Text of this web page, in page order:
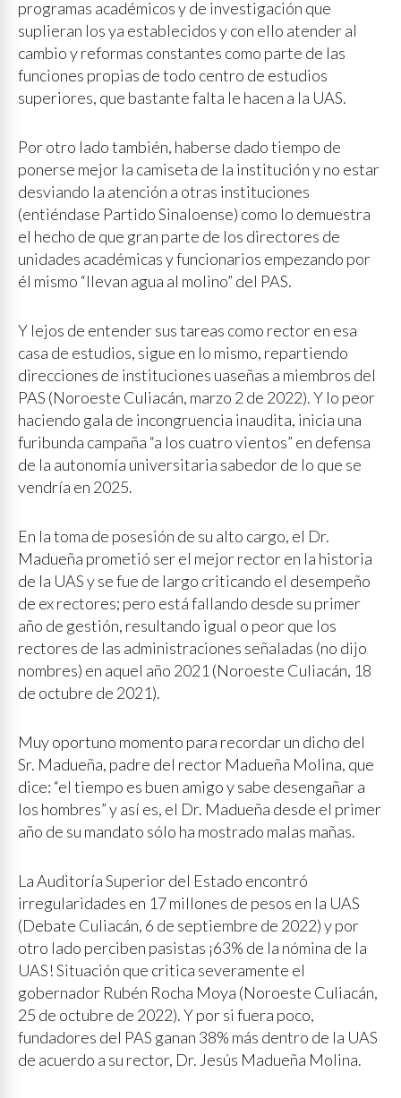
programas académicos y de investigación que
suplieran los ya establecidos y con ello atender al
cambio y reformas constantes como parte de las
funciones propias de todo centro de estudios
superiores, que bastante falta le hacen a la UAS.
Por otro lado también, haberse dado tiempo de
ponerse mejor la camiseta de la institución y no estar
desviando la atención a otras instituciones
(entiéndase Partido Sinaloense) como lo demuestra
el hecho de que gran parte de los directores de
unidades académicas y funcionarios empezando por
él mismo “llevan agua al molino” del PAS.
Y lejos de entender sus tareas como rector en esa
casa de estudios, sigue en lo mismo, repartiendo
direcciones de instituciones uaseñas a miembros del
PAS (Noroeste Culiacán, marzo 2 de 2022). Y lo peor
haciendo gala de incongruencia inaudita, inicia una
furibunda campaña “a los cuatro vientos” en defensa
de la autonomía universitaria sabedor de lo que se
vendría en 2025.
En la toma de posesión de su alto cargo, el Dr.
Madueña prometió ser el mejor rector en la historia
de la UAS y se fue de largo criticando el desempeño
de ex rectores; pero está fallando desde su primer
año de gestión, resultando igual o peor que los
rectores de las administraciones señaladas (no dijo
nombres) en aquel año 2021 (Noroeste Culiacán, 18
de octubre de 2021).
Muy oportuno momento para recordar un dicho del
Sr. Madueña, padre del rector Madueña Molina, que
dice: “el tiempo es buen amigo y sabe desengañar a
los hombres” y así es, el Dr. Madueña desde el primer
año de su mandato sólo ha mostrado malas mañas.
La Auditoría Superior del Estado encontró
irregularidades en 17 millones de pesos en la UAS
(Debate Culiacán, 6 de septiembre de 2022) y por
otro lado perciben pasistas ¡63% de la nómina de la
UAS! Situación que critica severamente el
gobernador Rubén Rocha Moya (Noroeste Culiacán,
25 de octubre de 2022). Y por si fuera poco,
fundadores del PAS ganan 38% más dentro de la UAS
de acuerdo a su rector, Dr. Jesús Madueña Molina.